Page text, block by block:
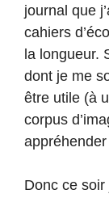
journal que
cahiers
la longueur.
dont je me
être utile (à
corpus
Donc ce